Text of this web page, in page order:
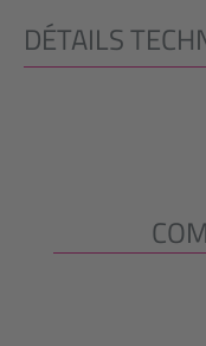
DÉTAILS
Ignorer la galerie